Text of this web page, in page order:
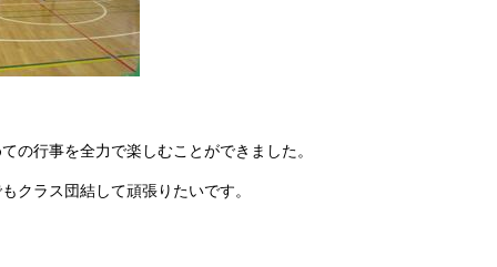
の行事を全力で楽しむことができました。
クラス団結して頑張りたいです。